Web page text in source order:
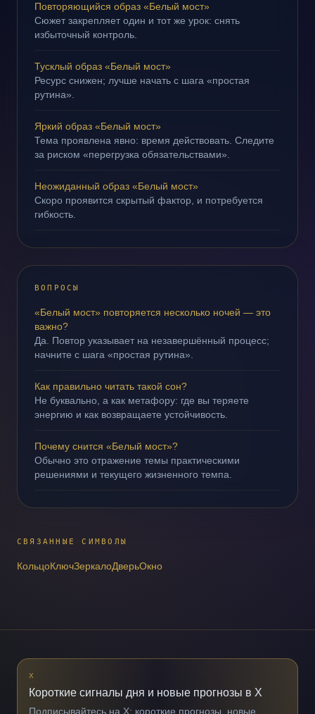
Повторяющийся образ «Белый мост»
Сюжет закрепляет один и тот же урок: снять
избыточный контроль.
Тусклый образ «Белый мост»
Ресурс снижен; лучше начать с шага «простая
рутина».
Яркий образ «Белый мост»
Тема проявлена явно: время действовать. Следите
за риском «перегрузка обязательствами».
Неожиданный образ «Белый мост»
Скоро проявится скрытый фактор, и потребуется
гибкость.
ВОПРОСЫ
«Белый мост» повторяется несколько ночей — это
важно?
Да. Повтор указывает на незавершённый процесс;
начните с шага «простая рутина».
Как правильно читать такой сон?
Не буквально, а как метафору: где вы теряете
энергию и как возвращаете устойчивость.
Почему снится «Белый мост»?
Обычно это отражение темы практическими
решениями и текущего жизненного темпа.
СВЯЗАННЫЕ СИМВОЛЫ
КольцоКлючЗеркалоДверьОкно
X
Короткие сигналы дня и новые прогнозы в X
Подписывайтесь на X: короткие прогнозы, новые